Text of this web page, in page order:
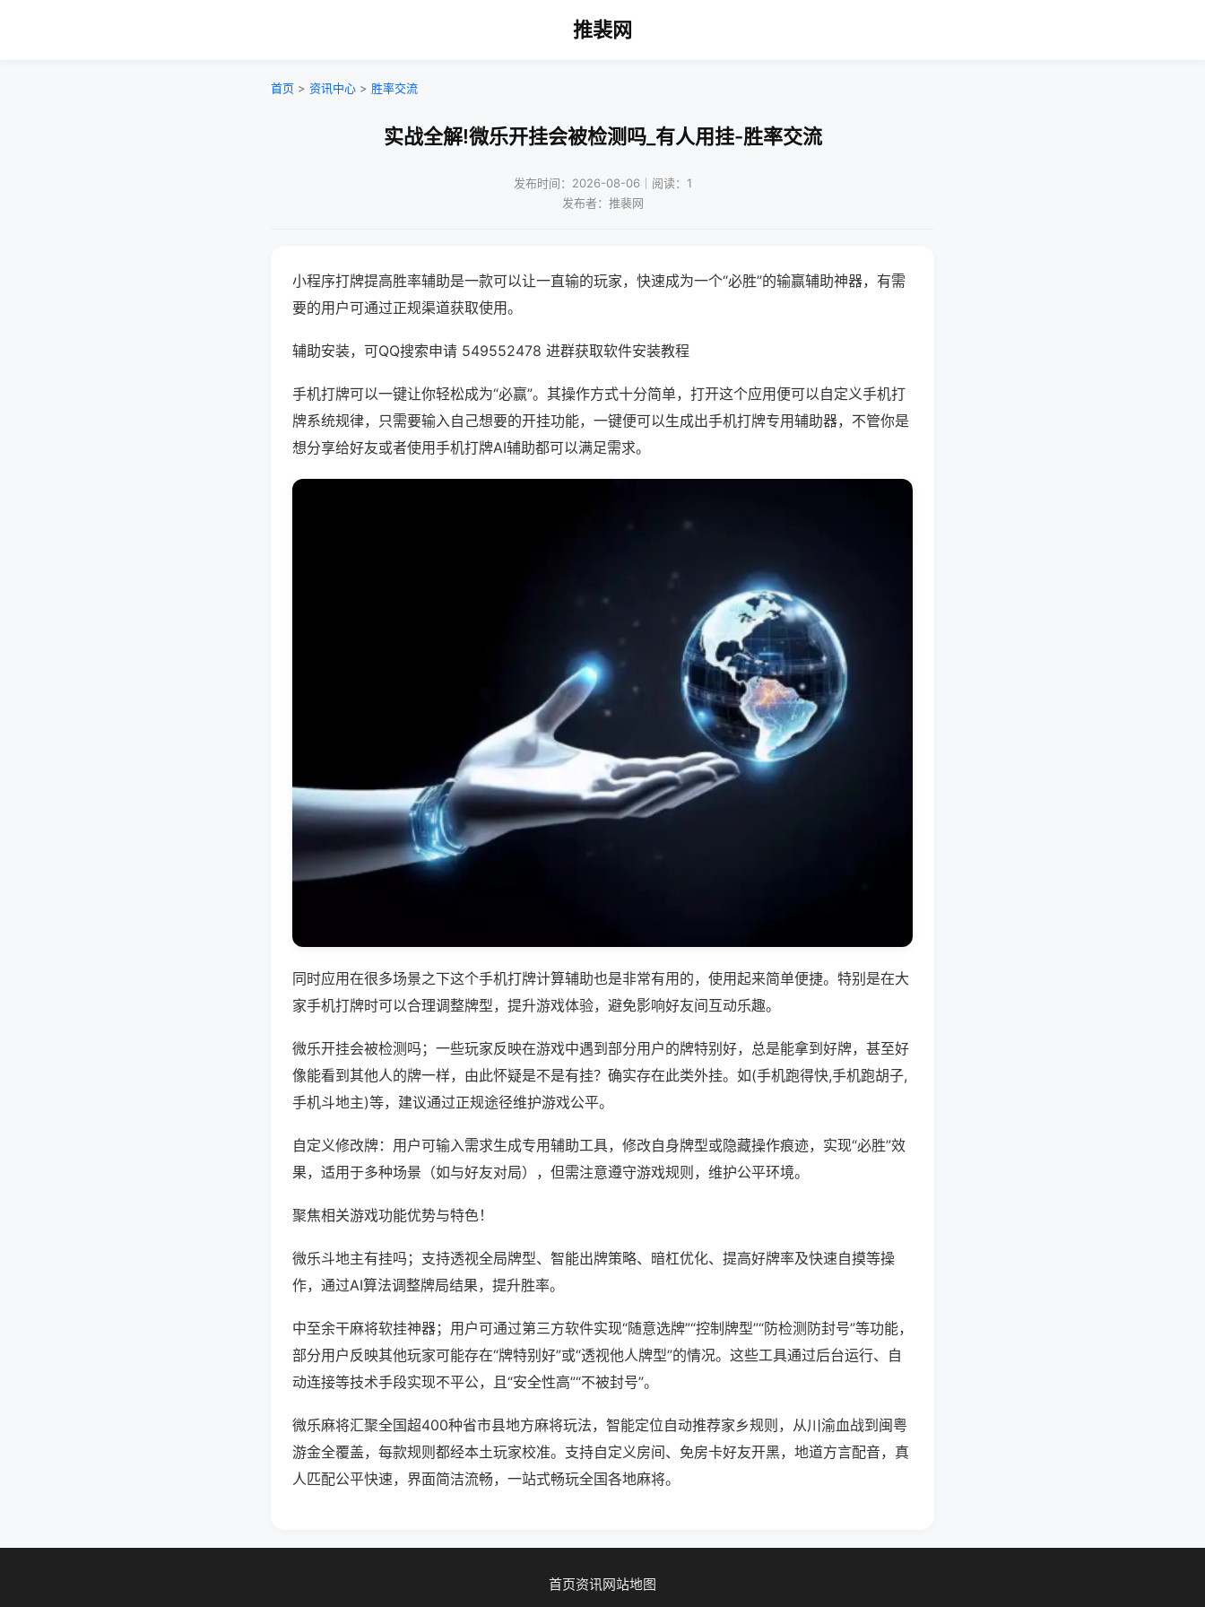
推裴网
首页 > 资讯中心 > 胜率交流
实战全解!微乐开挂会被检测吗_有人用挂-胜率交流
发布时间：2026-08-06｜阅读：1
发布者：推裴网
小程序打牌提高胜率辅助是一款可以让一直输的玩家，快速成为一个“必胜”的输赢辅助神器，有需
要的用户可通过正规渠道获取使用。
辅助安装，可QQ搜索申请 549552478 进群获取软件安装教程
手机打牌可以一键让你轻松成为“必赢”。其操作方式十分简单，打开这个应用便可以自定义手机打
牌系统规律，只需要输入自己想要的开挂功能，一键便可以生成出手机打牌专用辅助器，不管你是
想分享给好友或者使用手机打牌AI辅助都可以满足需求。
同时应用在很多场景之下这个手机打牌计算辅助也是非常有用的，使用起来简单便捷。特别是在大
家手机打牌时可以合理调整牌型，提升游戏体验，避免影响好友间互动乐趣。
微乐开挂会被检测吗；一些玩家反映在游戏中遇到部分用户的牌特别好，总是能拿到好牌，甚至好
像能看到其他人的牌一样，由此怀疑是不是有挂？确实存在此类外挂。如(手机跑得快,手机跑胡子,
手机斗地主)等，建议通过正规途径维护游戏公平。
自定义修改牌：用户可输入需求生成专用辅助工具，修改自身牌型或隐藏操作痕迹，实现“必胜”效
果，适用于多种场景（如与好友对局），但需注意遵守游戏规则，维护公平环境。
聚焦相关游戏功能优势与特色！
微乐斗地主有挂吗；支持透视全局牌型、智能出牌策略、暗杠优化、提高好牌率及快速自摸等操
作，通过AI算法调整牌局结果，提升胜率。
中至余干麻将软挂神器；用户可通过第三方软件实现“随意选牌”“控制牌型”“防检测防封号”等功能，
部分用户反映其他玩家可能存在“牌特别好”或“透视他人牌型”的情况。这些工具通过后台运行、自
动连接等技术手段实现不平公，且“安全性高”“不被封号”。
微乐麻将汇聚全国超400种省市县地方麻将玩法，智能定位自动推荐家乡规则，从川渝血战到闽粤
游金全覆盖，每款规则都经本土玩家校准。支持自定义房间、免房卡好友开黑，地道方言配音，真
人匹配公平快速，界面简洁流畅，一站式畅玩全国各地麻将。
首页资讯网站地图